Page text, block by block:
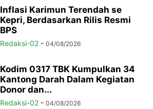
Inflasi Karimun Terendah se
Kepri, Berdasarkan Rilis Resmi
BPS
Redaksi-02 - 04/08/2026
Kodim 0317 TBK Kumpulkan 34
Kantong Darah Dalam Kegiatan
Donor dan...
Redaksi-02 - 04/08/2026